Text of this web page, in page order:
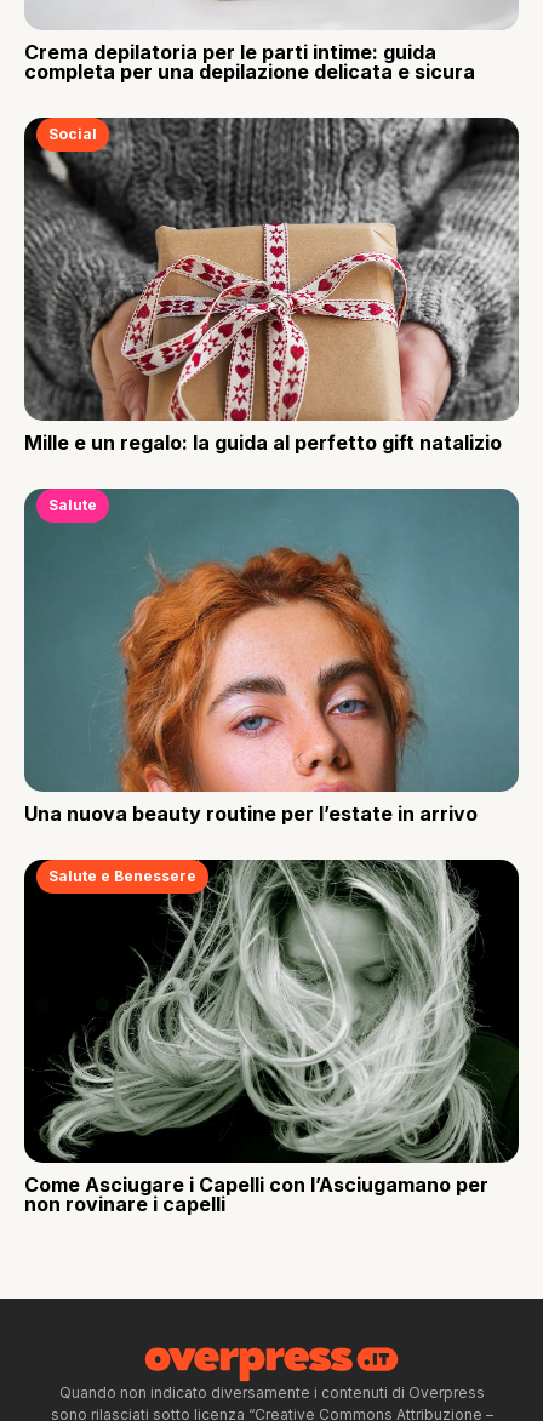
Crema depilatoria per le parti intime: guida
completa per una depilazione delicata e sicura
Social
Mille e un regalo: la guida al perfetto gift natalizio
Salute
Una nuova beauty routine per l’estate in arrivo
Salute e Benessere
Come Asciugare i Capelli con l’Asciugamano per
non rovinare i capelli
Quando non indicato diversamente i contenuti di Overpress
sono rilasciati sotto licenza “Creative Commons Attribuzione –